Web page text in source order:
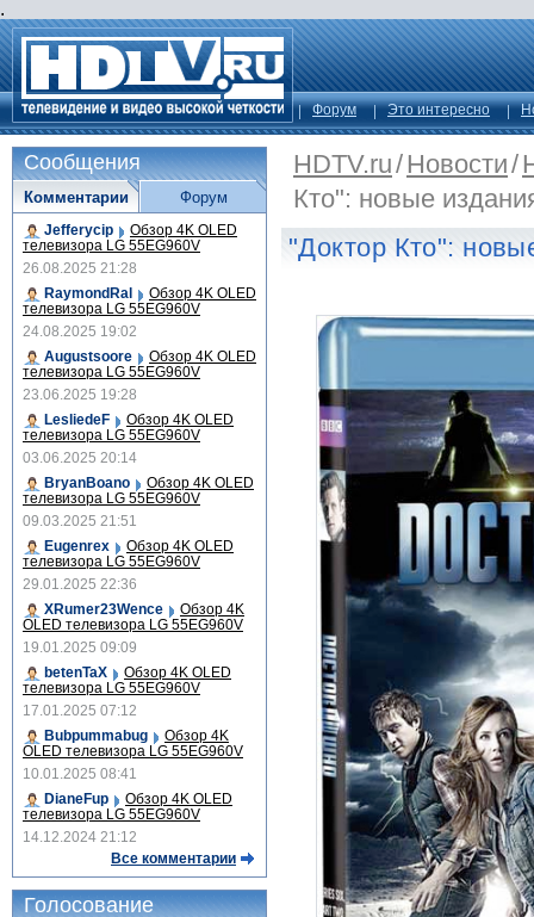
.
Форум Это интересно
HDTV.ru/Новости/
Кто": новые
"Доктор Кто":
Сообщения
Комментарии
Jefferycip Обзор 4K OLED
телевизора LG 55EG960V
26.08.2025 21:28
RaymondRal
Обзор 4K OLED
телевизора LG 55EG960V
24.08.2025 19:02
Augustsoore
Обзор 4K OLED
телевизора LG 55EG960V
23.06.2025 19:28
LesliedeF
Обзор 4K OLED
телевизора LG 55EG960V
03.06.2025 20:14
BryanBoano
Обзор 4K OLED
телевизора LG 55EG960V
09.03.2025 21:51
Eugenrex
Обзор 4K OLED
телевизора LG 55EG960V
29.01.2025 22:36
XRumer23Wence
Обзор 4K
OLED телевизора LG 55EG960V
19.01.2025 09:09
betenTaX
Обзор 4K OLED
телевизора LG 55EG960V
17.01.2025 07:12
Bubpummabug
Обзор 4K
OLED телевизора LG 55EG960V
10.01.2025 08:41
DianeFup
Обзор 4K OLED
телевизора LG 55EG960V
14.12.2024 21:12
Все комментарии
Форум
Голосование